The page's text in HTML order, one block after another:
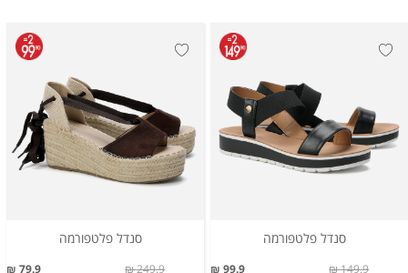
סנדל פלטפורמה
99.9 ₪ 149.9 ₪
סנדל פלטפורמה
79.9 ₪ 249.9 ₪